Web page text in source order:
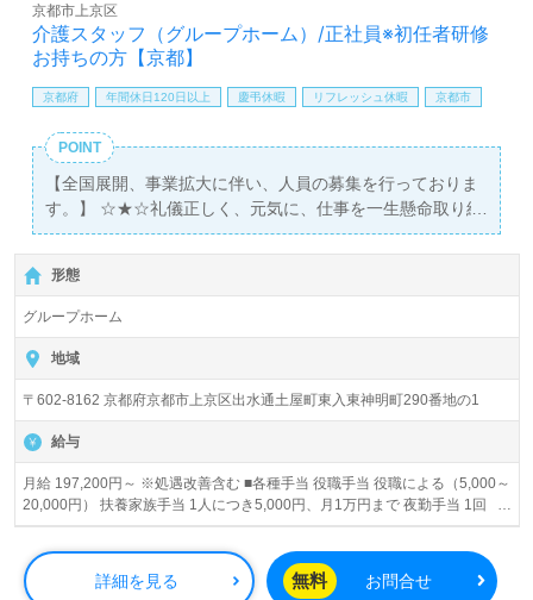
介護スタッフ（グループホーム）/正社員※初任者研修
お持ちの方【京都】
京都市上京区
京都府 年間休日120日以上 慶弔休暇 リフレッシュ休暇 京都市
POINT
【全国展開、事業拡大に伴い、人員の募集を行っておりま
す。】 ☆★☆礼儀正しく、元気に、仕事を一生懸命取り組
める方のご応募お待ちしています！☆★☆ 平成16年創業以
来、 「入居者さまに、ご家族さまに、感動を与えるオンリ
ーワンの介護」と「接遇」「食事」「退屈させない日々の
暮らし」の3つの介護理念をモットーに取り組んでいま
す。
形態
グループホーム
地域
〒602-8162 京都府京都市上京区出水通土屋町東入東神明町290番地の1
給与
月給 197,200円～ ※処遇改善含む ■各種手当 役職手当 役職による（5,000～
20,000円） 扶養家族手当 1人につき5,000円、月1万円まで 夜勤手当 1回
5,000円 住宅手当 月3万円まで・管理者5万・役員７万（条件あり） 転勤手
詳細を見る 無料 お問合せ